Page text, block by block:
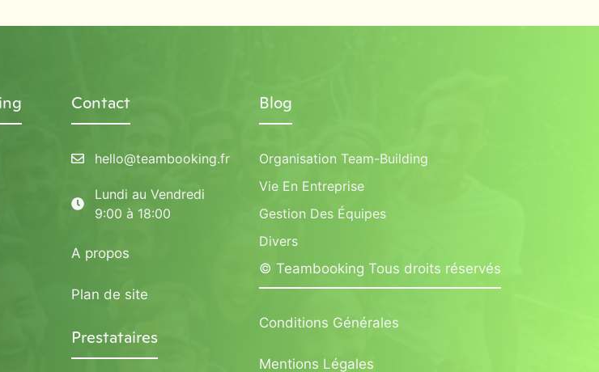
Contact
hello@teambooking.fr
Lundi au Vendredi
9:00 à 18:00
A propos
Plan de site
Prestataires
Blog
Organisation Team-Building
Vie En Entreprise
Gestion Des Équipes
Divers
© Teambooking Tous droits réservés
Conditions Générales
Mentions Légales